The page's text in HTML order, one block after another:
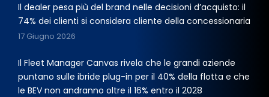
Il dealer pesa più del brand nelle decisioni d’acquisto: il
74% dei clienti si considera cliente della concessionaria
17 Giugno 2026
Il Fleet Manager Canvas rivela che le grandi aziende
puntano sulle ibride plug-in per il 40% della flotta e che
le BEV non andranno oltre il 16% entro il 2028